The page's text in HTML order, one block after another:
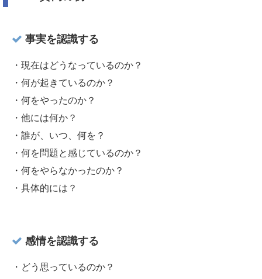
事実を認識する
・現在はどうなっているのか？
・何が起きているのか？
・何をやったのか？
・他には何か？
・誰が、いつ、何を？
・何を問題と感じているのか？
・何をやらなかったのか？
・具体的には？
感情を認識する
・どう思っているのか？